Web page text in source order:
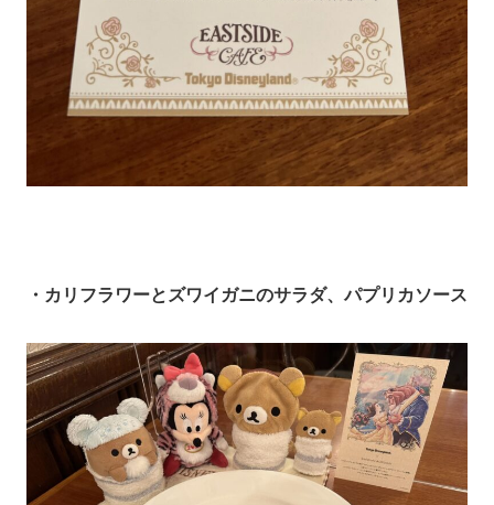
・カリフラワーとズワイガニのサラダ、パプリカソース